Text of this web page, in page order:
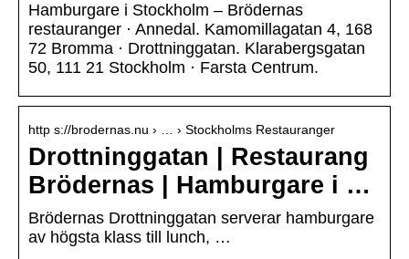
Hamburgare i Stockholm – Brödernas
restauranger · Annedal. Kamomillagatan 4, 168
72 Bromma · Drottninggatan. Klarabergsgatan
50, 111 21 Stockholm · Farsta Centrum.
http s://brodernas.nu › … › Stockholms Restauranger
Drottninggatan | Restaurang
Brödernas | Hamburgare i …
Brödernas Drottninggatan serverar hamburgare
av högsta klass till lunch, …